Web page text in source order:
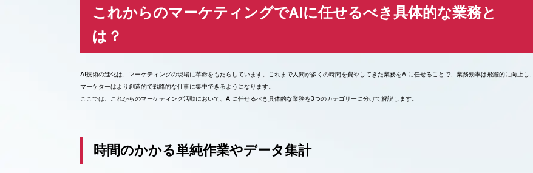
これからのマーケティングでAIに任せるべき具体的な業務と
は？
AI技術の進化は、マーケティングの現場に革命をもたらしています。これまで人間が多くの時間を費やしてきた業務をAIに任せることで、業務効率は飛躍的に向上し、
マーケターはより創造的で戦略的な仕事に集中できるようになります。
ここでは、これからのマーケティング活動において、AIに任せるべき具体的な業務を3つのカテゴリーに分けて解説します。
時間のかかる単純作業やデータ集計